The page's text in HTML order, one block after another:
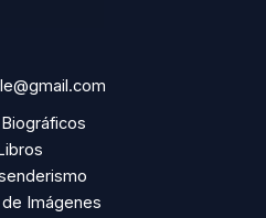
Imágenes